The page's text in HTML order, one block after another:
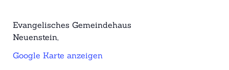
Evangelisches Gemeindehaus
Neuenstein,
Google Karte anzeigen